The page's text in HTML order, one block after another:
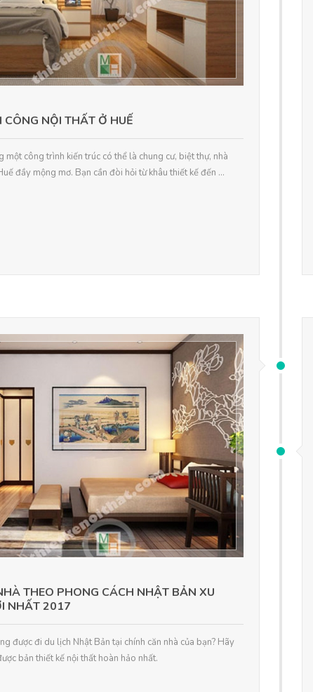
NỘI THẤT Ở HUẾ
một công trình kiến trúc có thể là chung cư, biệt thự, nhà
đầy mộng mơ. Bạn cần đòi hỏi từ khâu thiết kế đến ...
THEO PHONG CÁCH NHẬT BẢN XU
NHẤT 2017
được đi du lịch Nhật Bản tại chính căn nhà của bạn? Hãy
bản thiết kế nội thất hoàn hảo nhất.